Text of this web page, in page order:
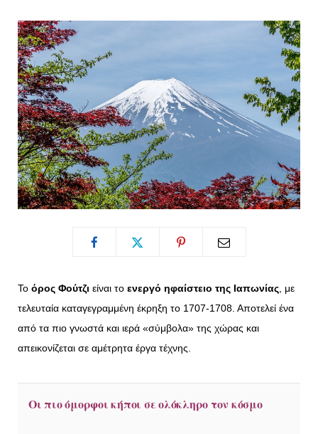
r
a
m
s
t
Το όρος Φούτζι είναι το ενεργό ηφαίστειο της Ιαπωνίας, με
τελευταία καταγεγραμμένη έκρηξη το 1707-1708. Αποτελεί ένα
από τα πιο γνωστά και ιερά «σύμβολα» της χώρας και
απεικονίζεται σε αμέτρητα έργα τέχνης.
Οι πιο όμορφοι κήποι σε ολόκληρο τον κόσμο